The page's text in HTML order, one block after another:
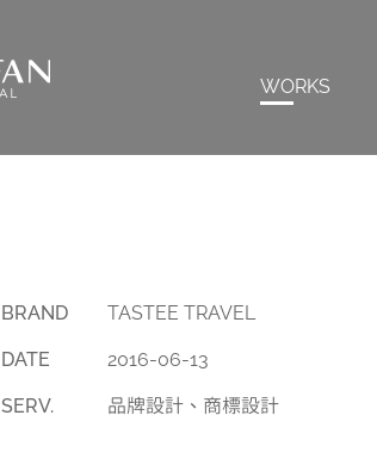
WORKS
BRAND TASTEE TRAVEL
DATE 2016-06-13
SERV. 品牌設計、商標設計